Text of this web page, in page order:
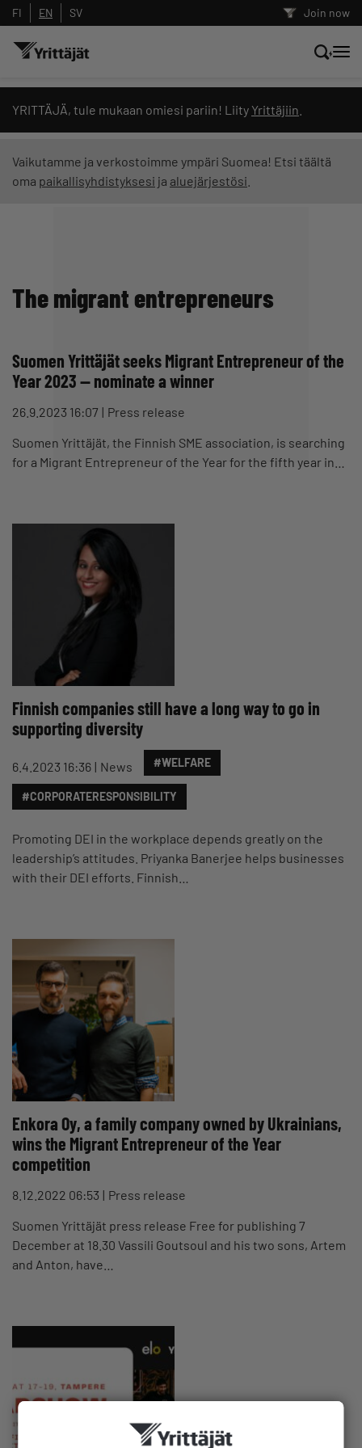
Join now
FI EN SV
YRITTÄJÄ, tule mukaan omiesi pariin! Liity Yrittäjiin
Vaikutamme ja verkostoimme ympäri Suomea! Etsi täältä
oma paikallisyhdistyksesi ja aluejärjestösi
The migrant entrepreneurs
Suomen Yrittäjät seeks Migrant Entrepreneur of the
Year 2023 — nominate a winner
26.9.2023 16:07
Press release
Suomen Yrittäjät, the Finnish SME association, is searching
for a Migrant Entrepreneur of the Year for the fifth year in…
Finnish companies still have a long way to go in
supporting diversity
6.4.2023 16:36 News #WELFARE
#CORPORATERESPONSIBILITY
Promoting DEI in the workplace depends greatly on the
leadership’s attitudes. Priyanka Banerjee helps businesses
with their DEI efforts. Finnish…
Enkora Oy, a family company owned by Ukrainians,
wins the Migrant Entrepreneur of the Year
competition
8.12.2022 06:53
Press release
Suomen Yrittäjät press release Free for publishing 7
December at 18.30 Vassili Goutsoul and his two sons, Artem
and Anton, have…
Search news, content and training